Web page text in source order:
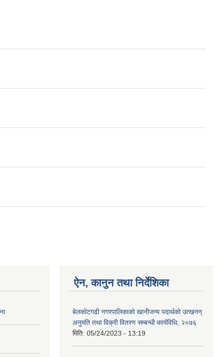
ऐन, कानुन तथा निर्देशिका
बेलकोटगढी नगरपालिकाको खानीजन्य पदार्थको उत्खनन्
अनुमति तथा विक्री वितरण सम्बन्धी कार्यविधि, २०७६
मिति: 05/24/2023 - 13:19